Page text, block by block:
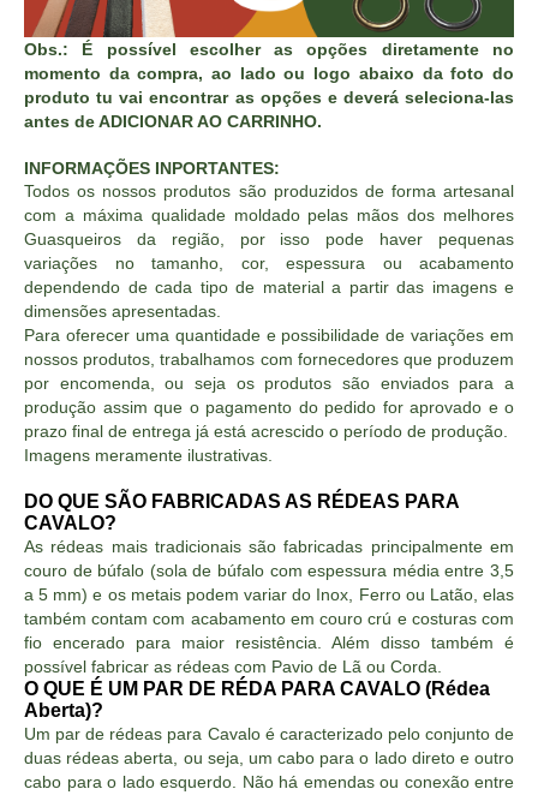
Obs.: É possível escolher as opções diretamente no
momento da compra, ao lado ou logo abaixo da foto do
produto tu vai encontrar as opções e deverá seleciona-las
antes de ADICIONAR AO CARRINHO.
INFORMAÇÕES INPORTANTES:
Todos os nossos produtos são produzidos de forma artesanal
com a máxima qualidade moldado pelas mãos dos melhores
Guasqueiros da região, por isso pode haver pequenas
variações no tamanho, cor, espessura ou acabamento
dependendo de cada tipo de material a partir das imagens e
dimensões apresentadas.
Para oferecer uma quantidade e possibilidade de variações em
nossos produtos, trabalhamos com fornecedores que produzem
por encomenda, ou seja os produtos são enviados para a
produção assim que o pagamento do pedido for aprovado e o
prazo final de entrega já está acrescido o período de produção.
Imagens meramente ilustrativas.
DO QUE SÃO FABRICADAS AS RÉDEAS PARA
CAVALO?
As rédeas mais tradicionais são fabricadas principalmente em
couro de búfalo (sola de búfalo com espessura média entre 3,5
a 5 mm) e os metais podem variar do Inox, Ferro ou Latão, elas
também contam com acabamento em couro crú e costuras com
fio encerado para maior resistência. Além disso também é
possível fabricar as rédeas com Pavio de Lã ou Corda.
O QUE É UM PAR DE RÉDA PARA CAVALO (Rédea
Aberta)?
Um par de rédeas para Cavalo é caracterizado pelo conjunto de
duas rédeas aberta, ou seja, um cabo para o lado direto e outro
cabo para o lado esquerdo. Não há emendas ou conexão entre